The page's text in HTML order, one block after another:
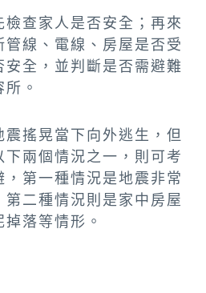
查家人是否安全；再來
線、電線、房屋是否受
全，並判斷是否需避難
。
搖晃當下向外逃生，但
兩個情況之一，則可考
第一種情況是地震非常
二種情況則是家中房屋
落等情形。